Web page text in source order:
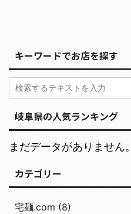
キーワードでお店を探す
岐阜県の人気ランキング
まだデータがありません。
カテゴリー
宅麺.com (8)